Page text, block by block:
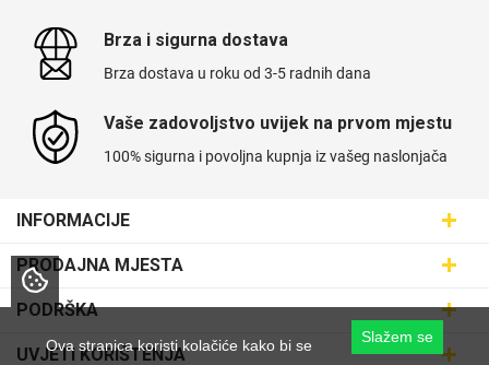
Brza i sigurna dostava
Brza dostava u roku od 3-5 radnih dana
Vaše zadovoljstvo uvijek na prvom mjestu
100% sigurna i povoljna kupnja iz vašeg naslonjača
INFORMACIJE
SVIJET MASKICA d.o.o.
Aleja javora 13, 10000 Zagreb
095 5555 345
PRODAJNA MJESTA
Poslovnica Trešnjevka
PODRŠKA
Dostava
UVJETI KORIŠTENJA
Ova stranica koristi kolačiće kako bi se Slažem se
TOP 100
Gym Unicorn kolekcija
Spigen maskice
staklo
LCD Tablet
Ostali držači
AUX kablovi